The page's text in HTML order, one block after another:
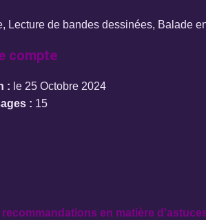
Lecture de bandes dessinées, Balade
compte
: le 25 Octobre 2024
: 15
en matière